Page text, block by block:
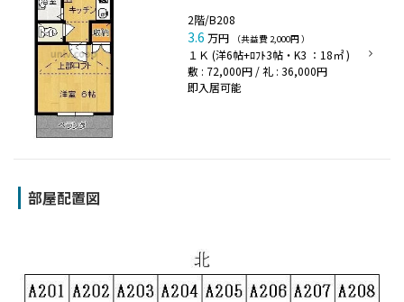
2階/B208
3.6 万円 （共益費 2,000円 ）
１Ｋ (洋6帖+ﾛﾌﾄ3帖・K3 ：18㎡ )
敷 : 72,000円 / 礼 : 36,000円
即入居可能
部屋配置図